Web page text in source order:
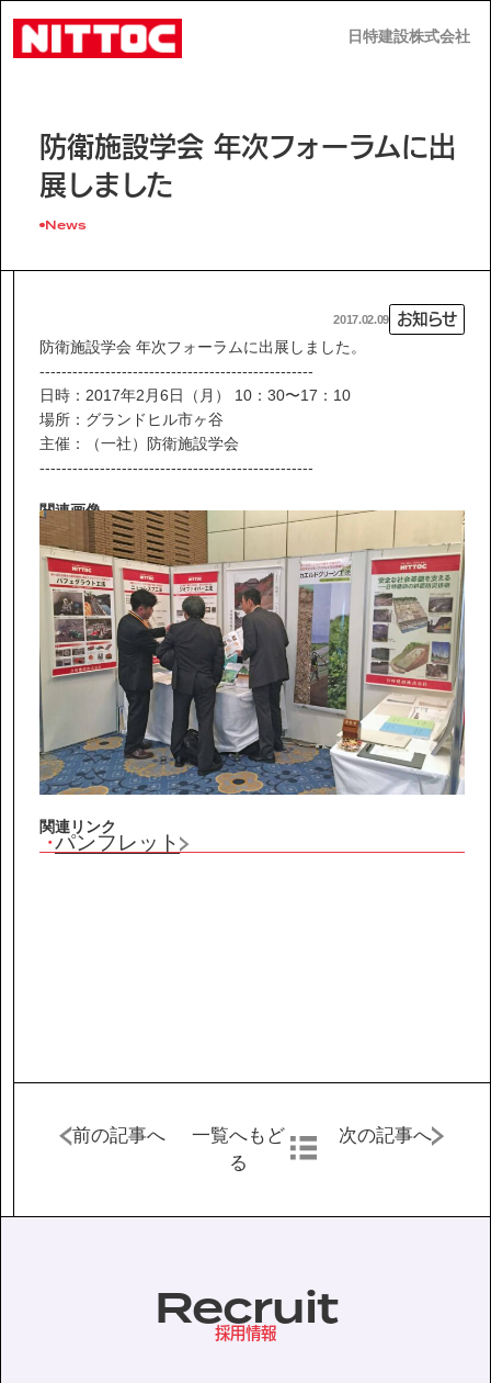
日特建設株式会社
日特建設株式会社
事業内容
技術情報
企業情報
IR情報
サステナビリティ
ニュース
お問い合わせ
採用情報
このサイトの使い方
防衛施設学会 年次フォーラムに出
展しました
News
2017.02.09 お知らせ
防衛施設学会 年次フォーラムに出展しました。
--------------------------------------------------
日時：2017年2月6日（月） 10：30〜17：10
場所：グランドヒル市ヶ谷
主催：（一社）防衛施設学会
--------------------------------------------------
関連画像
関連リンク
パンフレット
前の記事へ
一覧へもど
る
次の記事へ
Recruit
採用情報